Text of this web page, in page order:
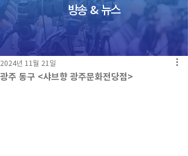
방송 & 뉴스
광주 동구 <샤브향 광주문화전당점>
2024년 11월 21일